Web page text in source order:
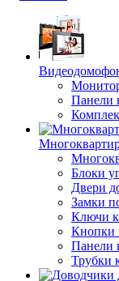
Панели
Блоки
Двери
Замки
Ключи к
Кнопки
Панели
Трубки